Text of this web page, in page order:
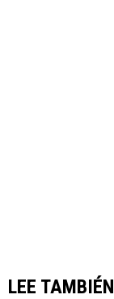
LEE TAMBIÉN